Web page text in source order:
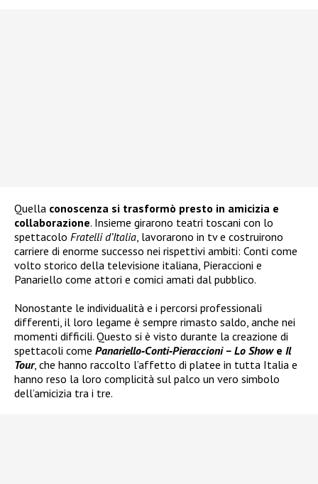
Quella conoscenza si trasformò presto in amicizia e
collaborazione. Insieme girarono teatri toscani con lo
spettacolo Fratelli d’Italia , lavorarono in tv e costruirono
carriere di enorme successo nei rispettivi ambiti: Conti come
volto storico della televisione italiana, Pieraccioni e
Panariello come attori e comici amati dal pubblico.
Nonostante le individualità e i percorsi professionali
differenti, il loro legame è sempre rimasto saldo, anche nei
momenti difficili. Questo si è visto durante la creazione di
spettacoli come Panariello‑Conti‑Pieraccioni – Lo Showe Il
Tour, che hanno raccolto l’affetto di platee in tutta Italia e
hanno reso la loro complicità sul palco un vero simbolo
dell’amicizia tra i tre.